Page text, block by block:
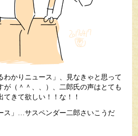
わかりニュース」、見なきゃと思って
が（＾＾、、）、二郎氏の声はとても
きて欲しい！！な！！
ス」…サスペンダー二郎さいこうだ